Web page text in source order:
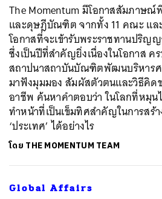
The Momentum มีโอกาสสัมภาษ
และดุษฎีบัณฑิต จากทั้ง 11 คณะ แล
โอกาสที่จะเข้ารับพระราชทานปริญ
ซึ่งเป็นปีที่สำคัญยิ่งเนื่องในโอกาส ค
สถาปนาสถาบันบัณฑิตพัฒนบริหาร
มาฟังมุมมอง สัมผัสตัวตนและวิธีคิด
อาชีพ ค้นหาคำตอบว่า ในโลกที่หมุน
ทำหน้าที่เป็นเข็มทิศสำคัญในการสร้า
‘ประเทศ’ ได้อย่างไร
โดย THE MOMENTUM TEAM
Global Affairs